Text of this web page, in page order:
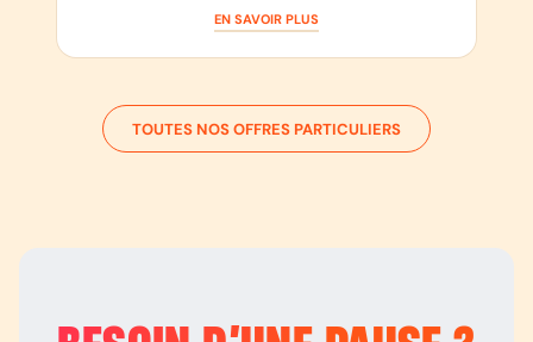
EN SAVOIR PLUS
TOUTES NOS OFFRES PARTICULIERS